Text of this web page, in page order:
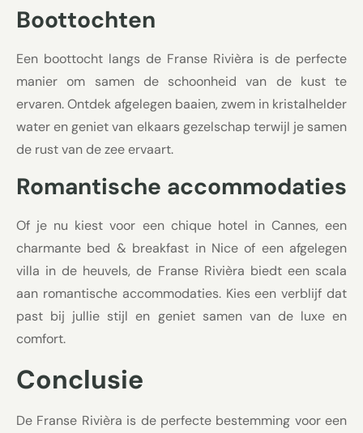
Boottochten
Een boottocht langs de Franse Rivièra is de perfecte
manier om samen de schoonheid van de kust te
ervaren. Ontdek afgelegen baaien, zwem in kristalhelder
water en geniet van elkaars gezelschap terwijl je samen
de rust van de zee ervaart.
Romantische accommodaties
Of je nu kiest voor een chique hotel in Cannes, een
charmante bed & breakfast in Nice of een afgelegen
villa in de heuvels, de Franse Rivièra biedt een scala
aan romantische accommodaties. Kies een verblijf dat
past bij jullie stijl en geniet samen van de luxe en
comfort.
Conclusie
De Franse Rivièra is de perfecte bestemming voor een